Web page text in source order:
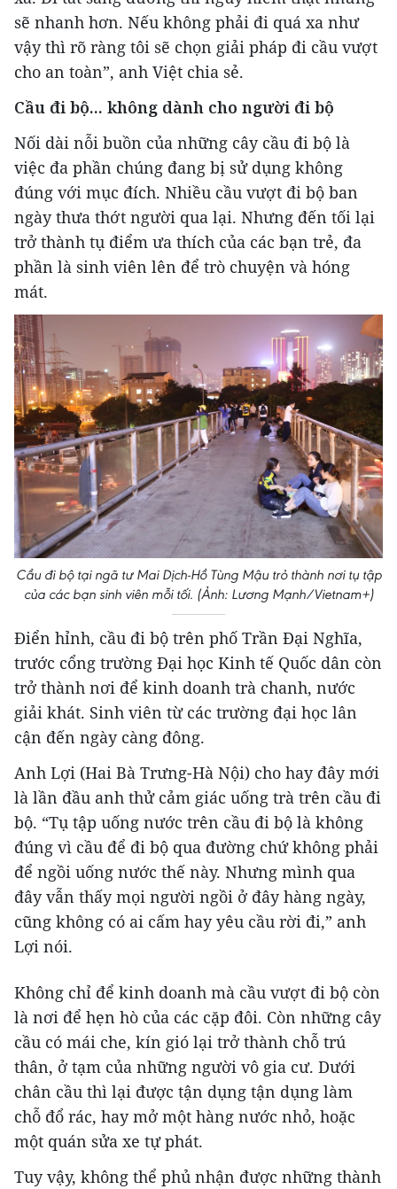
sẽ nhanh hơn. Nếu không phải đi quá xa như
vậy thì rõ ràng tôi sẽ chọn giải pháp đi cầu vượt
cho an toàn”, anh Việt chia sẻ.
Cầu đi bộ... không dành cho người đi bộ
Nối dài nỗi buồn của những cây cầu đi bộ là
việc đa phần chúng đang bị sử dụng không
đúng với mục đích. Nhiều cầu vượt đi bộ ban
ngày thưa thớt người qua lại. Nhưng đến tối lại
trở thành tụ điểm ưa thích của các bạn trẻ, đa
phần là sinh viên lên để trò chuyện và hóng
mát.
Cầu đi bộ tại ngã tư Mai Dịch-Hồ Tùng Mậu trỏ thành nơi tụ tập
của các bạn sinh viên mỗi tối. (Ảnh: Lương Mạnh/Vietnam+)
Điển hỉnh, cầu đi bộ trên phố Trần Đại Nghĩa,
trước cổng trường Đại học Kinh tế Quốc dân còn
trở thành nơi để kinh doanh trà chanh, nước
giải khát. Sinh viên từ các trường đại học lân
cận đến ngày càng đông.
Anh Lợi (Hai Bà Trưng-Hà Nội) cho hay đây mới
là lần đầu anh thử cảm giác uống trà trên cầu đi
bộ. “Tụ tập uống nước trên cầu đi bộ là không
đúng vì cầu để đi bộ qua đường chứ không phải
để ngồi uống nước thế này. Nhưng mình qua
đây vẫn thấy mọi người ngồi ở đây hàng ngày,
cũng không có ai cấm hay yêu cầu rời đi,” anh
Lợi nói.
Không chỉ để kinh doanh mà cầu vượt đi bộ còn
là nơi để hẹn hò của các cặp đôi. Còn những cây
cầu có mái che, kín gió lại trở thành chỗ trú
thân, ở tạm của những người vô gia cư. Dưới
chân cầu thì lại được tận dụng tận dụng làm
chỗ đổ rác, hay mở một hàng nước nhỏ, hoặc
một quán sửa xe tự phát.
Tuy vậy, không thể phủ nhận được những thành